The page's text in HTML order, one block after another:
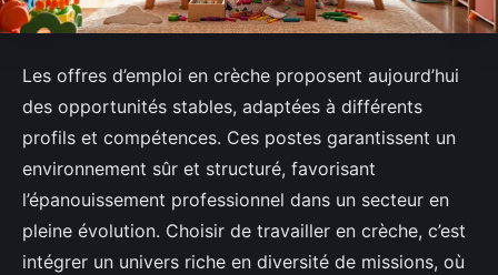
Les offres d’emploi en crèche proposent aujourd’hui
des opportunités stables, adaptées à différents
profils et compétences. Ces postes garantissent un
environnement sûr et structuré, favorisant
l’épanouissement professionnel dans un secteur en
pleine évolution. Choisir de travailler en crèche, c’est
intégrer un univers riche en diversité de missions, où